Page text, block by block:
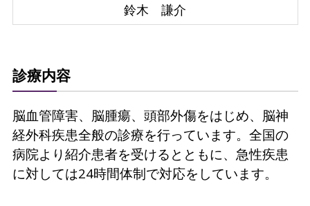
鈴木 謙介
診療内容
脳血管障害、脳腫瘍、頭部外傷をはじめ、脳神
経外科疾患全般の診療を行っています。全国の
病院より紹介患者を受けるとともに、急性疾患
に対しては24時間体制で対応をしています。